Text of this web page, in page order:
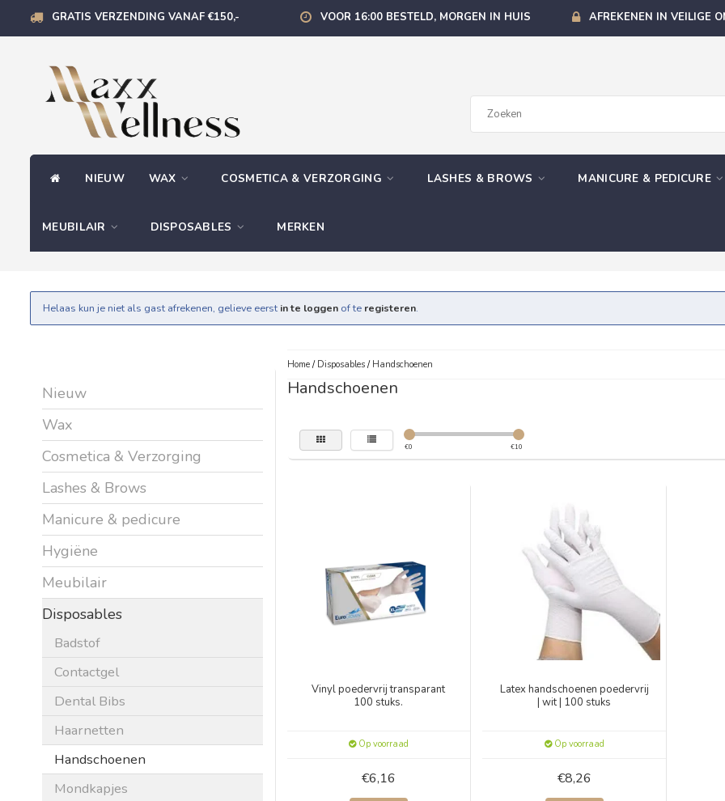
GRATIS VERZENDING VANAF €150,- VOOR 16:00 BESTELD, MORGEN IN HUIS AFREKENEN IN VEILIGE
NIEUW WAX COSMETICA & VERZORGING LASHES & BROWS MANICURE & PEDICURE
MEUBILAIR DISPOSABLES MERKEN
Helaas kun je niet als gast afrekenen, gelieve eerst in te loggen of te registeren.
Nieuw
Wax
Cosmetica & Verzorging
Lashes & Brows
Manicure & pedicure
Hygiëne
Meubilair
Disposables
Badstof
Contactgel
Dental Bibs
Haarnetten
Handschoenen
Mondkapjes
Home/ Disposables/ Handschoenen
Handschoenen
€0 €10
Vinyl poedervrij transparant
100 stuks.
Op voorraad
€6,16
Latex handschoenen poedervrij
| wit | 100 stuks
Op voorraad
€8,26